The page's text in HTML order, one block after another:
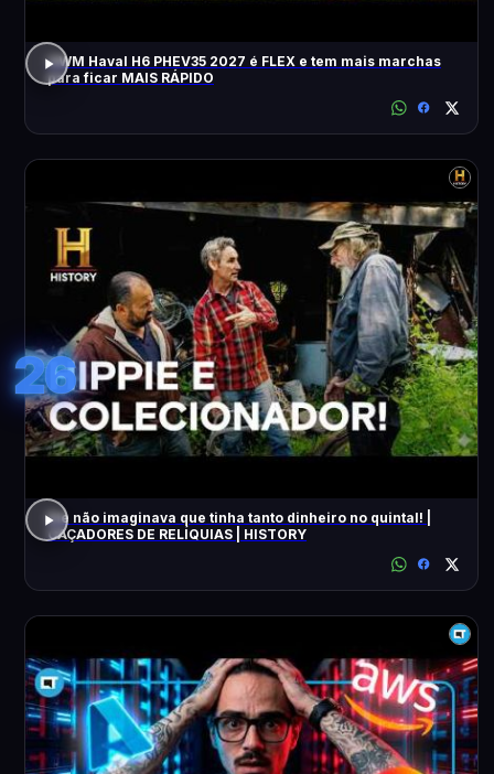
GWM Haval H6 PHEV35 2027 é FLEX e tem mais marchas
para ficar MAIS RÁPIDO
26
Ele não imaginava que tinha tanto dinheiro no quintal! |
CAÇADORES DE RELÍQUIAS | HISTORY